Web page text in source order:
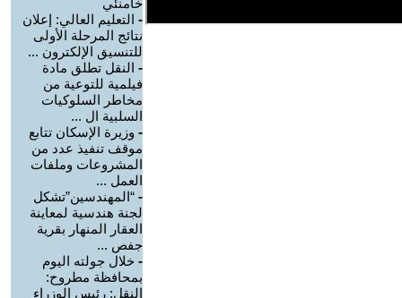
خامنئي
- التعليم العالي: إعلان
نتائج المرحلة الأولى
للتنسيق الإلكترون ...
- النقل تطلق مادة
فيلمية للتوعية من
مخاطر السلوكيات
السلبية ال ...
- وزيرة الإسكان تتابع
موقف تنفيذ عدد من
المشروعات وملفات
العمل ...
- “المهندسين”تشكل
لجنة هندسية لمعاينة
العقار المنهار بقرية
جفص ...
- خلال جولته اليوم
بمحافظة مطروح:
النقل: رئيس الوزراء